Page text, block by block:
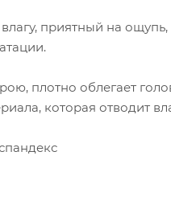
приятный на
плотно облегает
которая отводит